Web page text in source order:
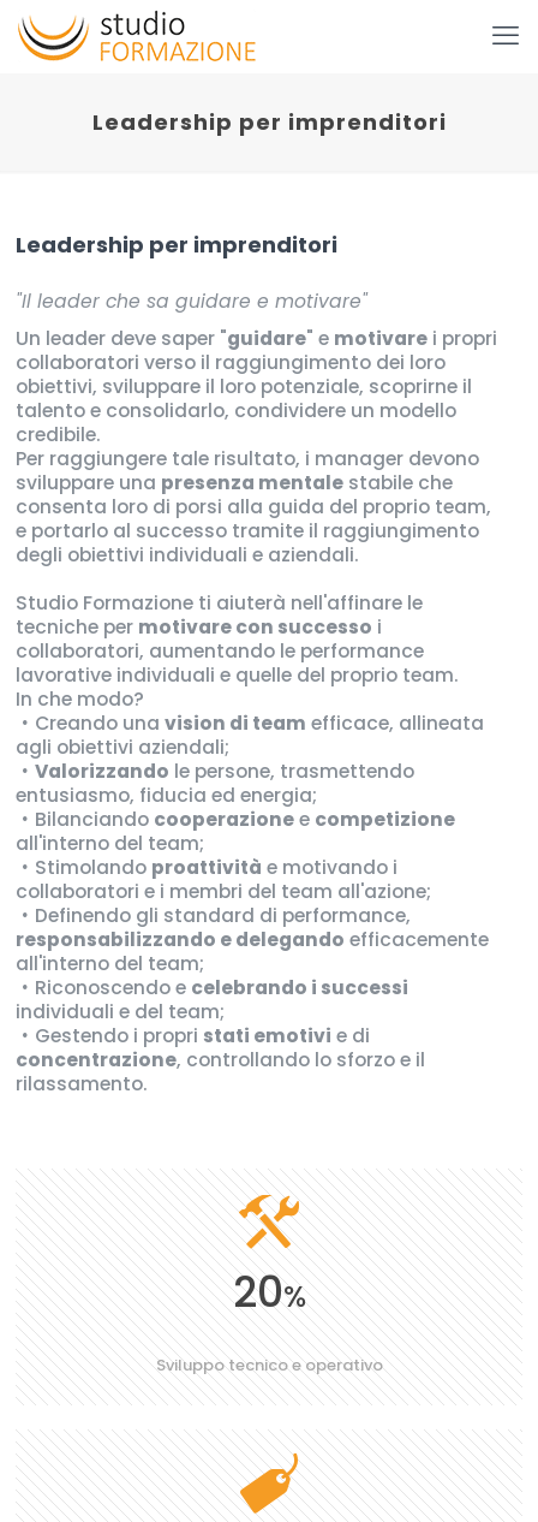
Leadership per imprenditori
Leadership per imprenditori
"Il leader che sa guidare e motivare"
Un leader deve saper "guidare" e motivare i propri
collaboratori verso il raggiungimento dei loro
obiettivi, sviluppare il loro potenziale, scoprirne il
talento e consolidarlo, condividere un modello
credibile.
Per raggiungere tale risultato, i manager devono
sviluppare una presenza mentale stabile che
consenta loro di porsi alla guida del proprio team,
e portarlo al successo tramite il raggiungimento
degli obiettivi individuali e aziendali.
Studio Formazione ti aiuterà nell'affinare le
tecniche per motivare con successo i
collaboratori, aumentando le performance
lavorative individuali e quelle del proprio team.
In che modo?
Creando una vision di team efficace, allineata
agli obiettivi aziendali;
Valorizzando le persone, trasmettendo
entusiasmo, fiducia ed energia;
Bilanciando cooperazionee competizione
all'interno del team;
Stimolando proattività e motivando i
collaboratori e i membri del team all'azione;
Definendo gli standard di performance,
responsabilizzando e delegando efficacemente
all'interno del team;
Riconoscendo e celebrando i successi
individuali e del team;
Gestendo i propri stati emotivi e di
concentrazione, controllando lo sforzo e il
rilassamento.
20%
Sviluppo tecnico e operativo